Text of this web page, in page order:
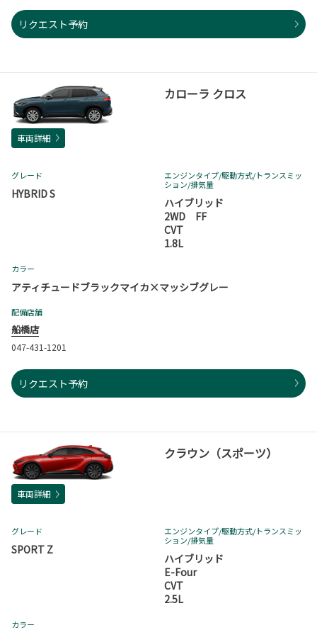
リクエスト予約
カローラ クロス
車両詳細
グレード
HYBRID S
エンジンタイプ/駆動方式/トランスミッ
ション/排気量
ハイブリッド
2WD FF
CVT
1.8L
カラー
アティチュードブラックマイカ×マッシブグレー
配備店舗
船橋店
047-431-1201
リクエスト予約
クラウン（スポーツ）
車両詳細
グレード
SPORT Z
エンジンタイプ/駆動方式/トランスミッ
ション/排気量
ハイブリッド
E-Four
CVT
2.5L
カラー